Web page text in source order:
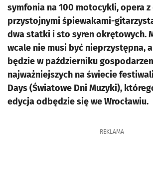
symfonia na 100 motocykli, opera z
przystojnymi śpiewakami-
dwa statki i sto syren okrętowych.
wcale nie musi być nieprzystępna, a
będzie w październiku
najważniejszych na świecie
Days (Światowe Dni Muzyki),
edycja odbędzie się we Wrocławiu.
REKLAMA